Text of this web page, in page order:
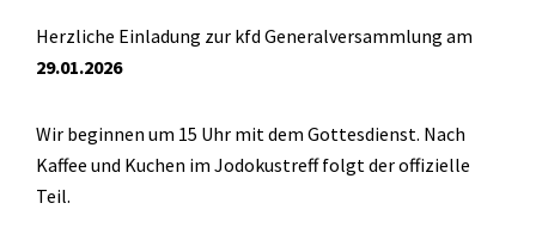
Herzliche Einladung zur kfd Generalversammlung am
29.01.2026
Wir beginnen um 15 Uhr mit dem Gottesdienst. Nach
Kaffee und Kuchen im Jodokustreff folgt der offizielle
Teil.